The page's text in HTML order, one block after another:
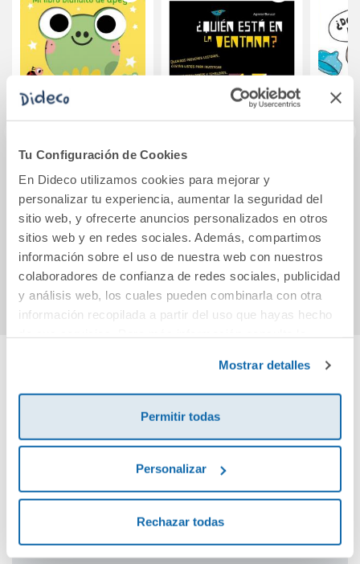
Tu Configuración de Cookies
En Dideco utilizamos cookies para mejorar y
personalizar tu experiencia, aumentar la seguridad del
sitio web, y ofrecerte anuncios personalizados en otros
sitios web y en redes sociales. Además, compartimos
información sobre el uso de nuestra web con nuestros
colaboradores de confianza de redes sociales, publicidad
y análisis web, los cuales pueden combinarla con otra
información recopilada a partir del uso que hayas hecho
Mostrar detalles
Permitir todas
Personalizar
Rechazar todas
Mi libro blandito de
apego. La ranita
Julita
22,50€
Comprar
¿Quién está en la
ventana?
14,94€
Comprar
Cuéntanos tu opinión
Debes iniciar sesión para poder valorarlo